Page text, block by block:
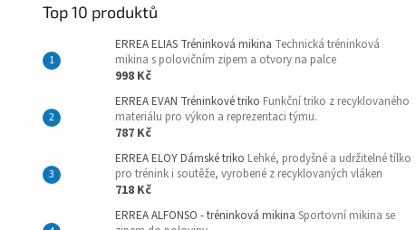
Top 10 produktů
ERREA ELIAS Tréninková mikina Technická tréninková
mikina s polovičním zipem a otvory na palce
998 Kč
ERREA EVAN Tréninkové triko Funkční triko z recyklovaného
materiálu pro výkon a reprezentaci týmu.
787 Kč
ERREA ELOY Dámské triko Lehké, prodyšné a udržitelné tílko
pro trénink i soutěže, vyrobené z recyklovaných vláken
718 Kč
ERREA ALFONSO - tréninková mikina Sportovní mikina se